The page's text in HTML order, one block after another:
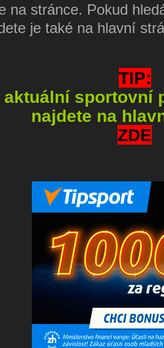
na stránce. Pokud
je také na hlavní
TIP:
sportovní
najdete na
ZDE